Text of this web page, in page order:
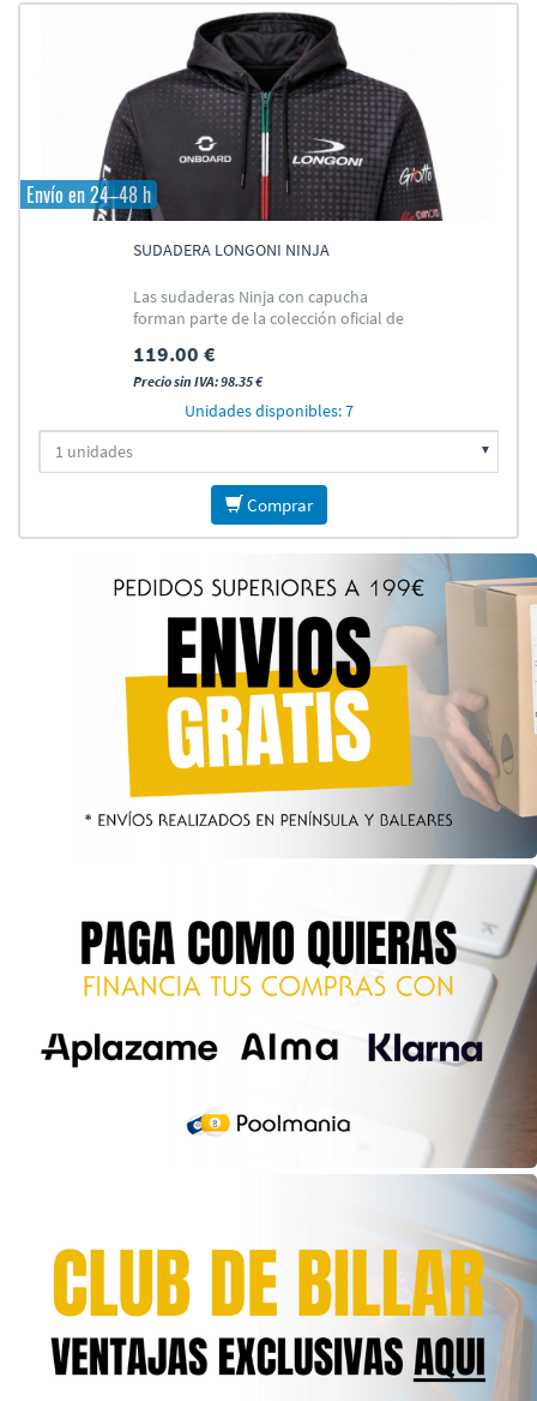
Envío en 24–48 h
SUDADERA LONGONI NINJA
Las sudaderas Ninja con capucha
forman parte de la colección oficial de
119.00 €
Precio sin IVA: 98.35 €
Unidades disponibles: 7
Comprar